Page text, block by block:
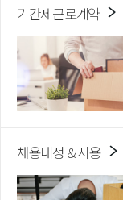
기간제근로계약
채용내정 & 시용